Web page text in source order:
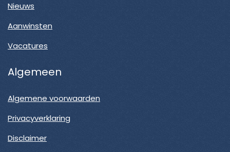
Nieuws
Aanwinsten
Vacatures
Algemeen
Algemene voorwaarden
Privacyverklaring
Disclaimer